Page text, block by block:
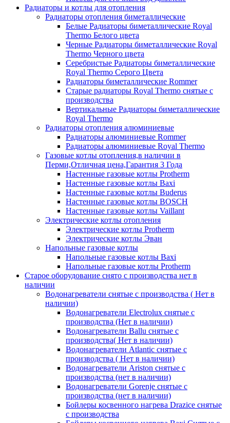
Радиаторы и котлы для отопления
Радиаторы отопления биметаллические
Белые Радиаторы биметаллические Royal
Thermo Белого цвета
Черные Радиаторы биметаллические Royal
Thermo Черного цвета
Серебристые Радиаторы биметаллические
Royal Thermo Серого Цвета
Радиаторы биметаллические Rommer
Старые радиаторы Royal Thermo снятые с
производства
Вертикальные Радиаторы биметаллические
Royal Thermo
Радиаторы отопления алюминиевые
Радиаторы алюминиевые Rommer
Радиаторы алюминиевые Royal Thermo
Газовые котлы отопления,в наличии в
Перми,Отличная цена,Гарантия 3 Года
Настенные газовые котлы Protherm
Настенные газовые котлы Baxi
Настенные газовые котлы Buderus
Настенные газовые котлы BOSCH
Настенные газовые котлы Vaillant
Электрические котлы отопления
Электрические котлы Protherm
Электрические котлы Эван
Напольные газовые котлы
Напольные газовые котлы Baxi
Напольные газовые котлы Protherm
Старое оборудование снято с производства нет в
наличии
Водонагреватели снятые с производства ( Нет в
наличии)
Водонагреватели Electrolux снятые с
производства (Нет в наличии)
Водонагреватели Ballu снятые с
производства( Нет в наличии)
Водонагреватели Atlantic снятые с
производства ( Нет в наличии)
Водонагреватели Ariston снятые с
производства (нет в наличии)
Водонагреватели Gorenje снятые с
производства (нет в наличии)
Бойлеры косвенного нагрева Drazice снятые
с производства